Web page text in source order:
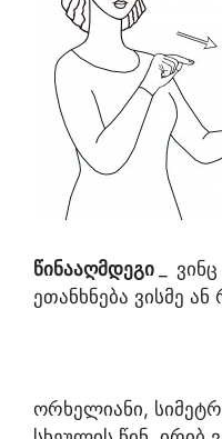
წინააღმდეგი
ეთანხნება ვისმე
ორხელიანი,